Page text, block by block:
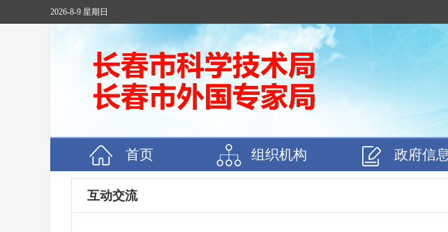
2026-8-9 星期日
首页 组织机构 政府信
互动交流